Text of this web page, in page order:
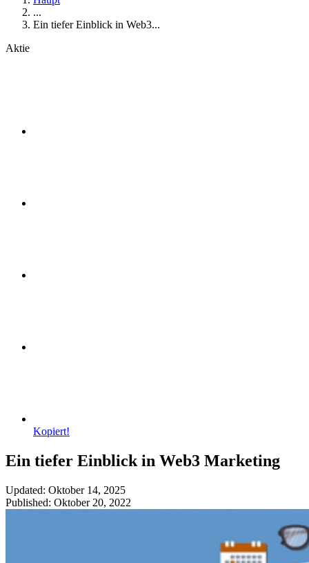
...
Ein tiefer Einblick in Web3...
Aktie
Kopiert!
Ein tiefer Einblick in Web3 Marketing
Updated: Oktober 14, 2025
Published: Oktober 20, 2022